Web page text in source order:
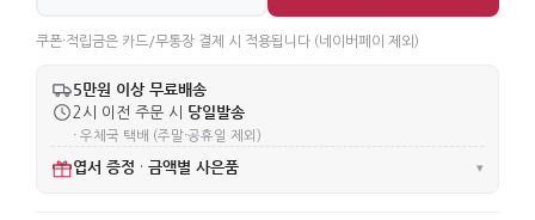
쿠폰·적립금은 카드/무통장 결제 시 적용됩니다 (네이버페이 제외)
5만원 이상 무료배송
2시 이전 주문 시 당일발송
· 우체국 택배 (주말·공휴일 제외)
엽서 증정 · 금액별 사은품 ▾